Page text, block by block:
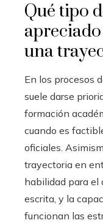
Qué tipo
una
En los procesos
suele darse
formación
cuando es
oficiales.
trayectoria en
habilidad para el
escrita, y la
funcionan las